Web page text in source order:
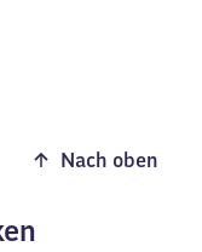
Nach oben